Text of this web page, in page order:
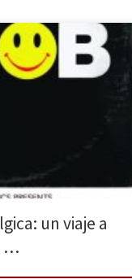
ha sido tratada
queda buena parte
en el ámbito
un viaje a
…